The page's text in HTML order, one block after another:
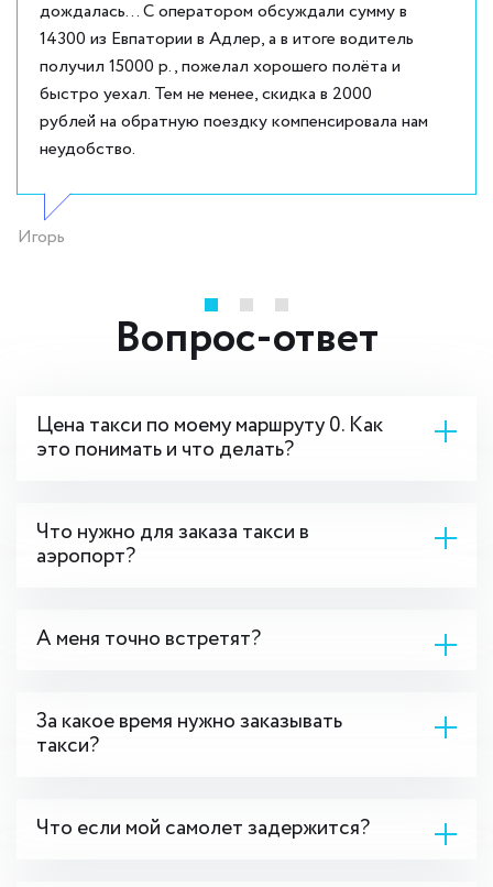
дождалась... С оператором обсуждали сумму в
14300 из Евпатории в Адлер, а в итоге водитель
получил 15000 р., пожелал хорошего полёта и
быстро уехал. Тем не менее, скидка в 2000
рублей на обратную поездку компенсировала нам
неудобство.
Игорь
Вопрос-ответ
Цена такси по моему маршруту 0. Как
это понимать и что делать?
Что нужно для заказа такси в
аэропорт?
А меня точно встретят?
За какое время нужно заказывать
такси?
Что если мой самолет задержится?